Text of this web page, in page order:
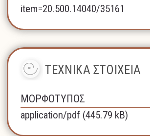
item=20.500.14040/35161
ΤΕΧΝΙΚΑ ΣΤΟΙΧΕΙΑ
ΜΟΡΦΟΤΥΠΟΣ
application/pdf (445.79 kB)